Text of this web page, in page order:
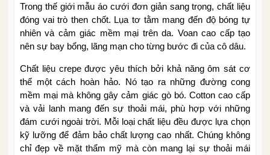
Trong thế giới mẫu áo cưới đơn giản sang trọng, chất liệu
đóng vai trò then chốt. Lụa tơ tằm mang đến độ bóng tự
nhiên và cảm giác mềm mại trên da. Voan cao cấp tạo
nên sự bay bổng, lãng mạn cho từng bước đi của cô dâu.
Chất liệu crepe được yêu thích bởi khả năng ôm sát cơ
thể một cách hoàn hảo. Nó tạo ra những đường cong
mềm mại mà không gây cảm giác gò bó. Cotton cao cấp
và vải lanh mang đến sự thoải mái, phù hợp với những
đám cưới ngoài trời. Mỗi loại chất liệu đều được lựa chọn
kỹ lưỡng để đảm bảo chất lượng cao nhất. Chúng không
chỉ đẹp về mặt thẩm mỹ mà còn mang lại sự thoải mái